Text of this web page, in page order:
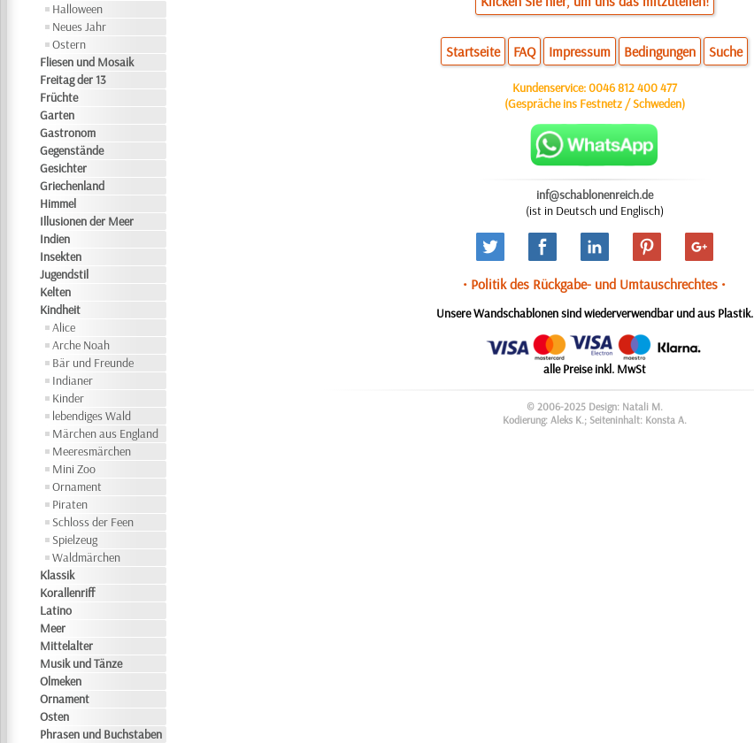
Halloween
Neues Jahr
Ostern
Fliesen und Mosaik
Freitag der 13
Früchte
Garten
Gastronom
Gegenstände
Gesichter
Griechenland
Himmel
Illusionen der Meer
Indien
Insekten
Jugendstil
Kelten
Kindheit
Alice
Arche Noah
Bär und Freunde
Indianer
Kinder
lebendiges Wald
Märchen aus England
Meeresmärchen
Mini Zoo
Ornament
Piraten
Schloss der Feen
Spielzeug
Waldmärchen
Klassik
Korallenriff
Latino
Meer
Mittelalter
Musik und Tänze
Olmeken
Ornament
Osten
Phrasen und Buchstaben
Startseite FAQ Impressum Bedingungen Suche
Kundenservice:0046 812 400 477
(Gespräche ins Festnetz / Schweden)
inf@schablonenreich.de
(ist in Deutsch und Englisch)
• Politik des Rückgabe- und Umtauschrechtes •
Unsere Wandschablonen sind wiederverwendbar und aus Plastik.
alle Preise inkl. MwSt
© 2006-2025 Design: Natali M.
Kodierung: Aleks K.; Seiteninhalt: Konsta A.